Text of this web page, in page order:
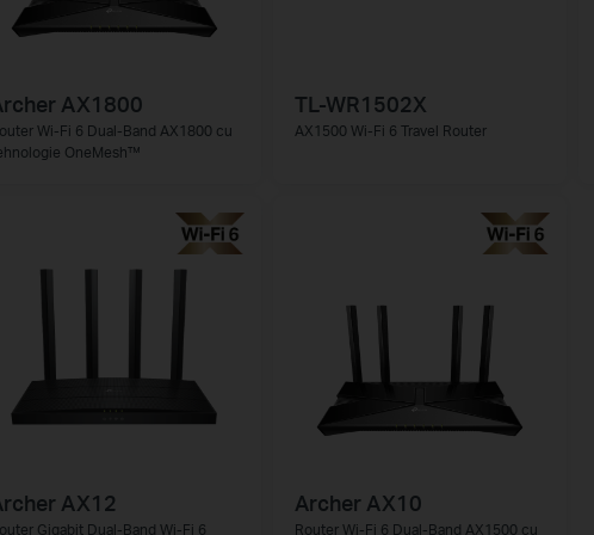
AX1800
Wi-Fi 6 Dual-Band AX1800 cu
OneMesh™
TL-WR1502X
AX1500 Wi-Fi 6 Travel Router
AX12
Gigabit Dual-Band Wi-Fi 6
Archer AX10
Router Wi-Fi 6 Dual-Band AX1500 cu